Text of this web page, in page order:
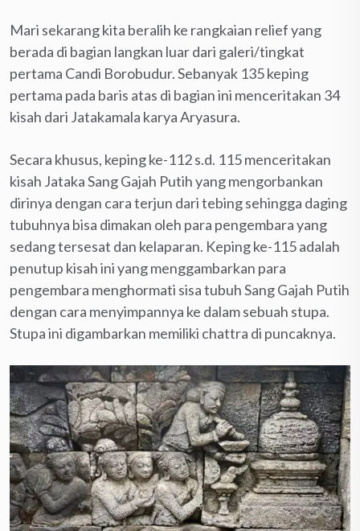
Mari sekarang kita beralih ke rangkaian relief yang
berada di bagian langkan luar dari galeri/tingkat
pertama Candi Borobudur. Sebanyak 135 keping
pertama pada baris atas di bagian ini menceritakan 34
kisah dari Jatakamala karya Aryasura.
Secara khusus, keping ke-112 s.d. 115 menceritakan
kisah Jataka Sang Gajah Putih yang mengorbankan
dirinya dengan cara terjun dari tebing sehingga daging
tubuhnya bisa dimakan oleh para pengembara yang
sedang tersesat dan kelaparan. Keping ke-115 adalah
penutup kisah ini yang menggambarkan para
pengembara menghormati sisa tubuh Sang Gajah Putih
dengan cara menyimpannya ke dalam sebuah stupa.
Stupa ini digambarkan memiliki chattra di puncaknya.